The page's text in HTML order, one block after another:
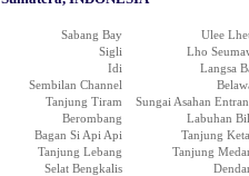
Sabang Bay
Ulee
Sigli
Lho
Idi
Langsa
Sembilan Channel
Tanjung Tiram
Sungai Asahan
Berombang
Labuhan
Bagan Si Api Api
Tanjung
Tanjung Lebang
Tanjung
Selat Bengkalis